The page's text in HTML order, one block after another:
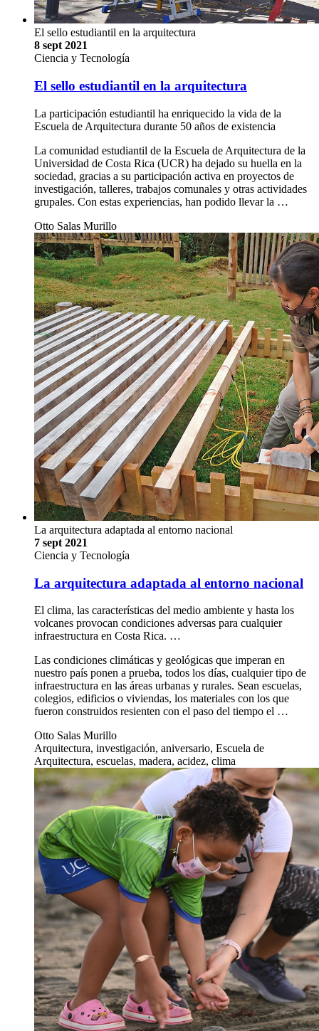
El sello estudiantil en la arquitectura
8 sept 2021
Ciencia y Tecnología
El sello estudiantil en la arquitectura
La participación estudiantil ha enriquecido la vida de la
Escuela de Arquitectura durante 50 años de existencia
La comunidad estudiantil de la Escuela de Arquitectura de la
Universidad de Costa Rica (UCR) ha dejado su huella en la
sociedad, gracias a su participación activa en proyectos de
investigación, talleres, trabajos comunales y otras actividades
grupales. Con estas experiencias, han podido llevar la …
Otto Salas Murillo
La arquitectura adaptada al entorno nacional
7 sept 2021
Ciencia y Tecnología
La arquitectura adaptada al entorno nacional
El clima, las características del medio ambiente y hasta los
volcanes provocan condiciones adversas para cualquier
infraestructura en Costa Rica. …
Las condiciones climáticas y geológicas que imperan en
nuestro país ponen a prueba, todos los días, cualquier tipo de
infraestructura en las áreas urbanas y rurales. Sean escuelas,
colegios, edificios o viviendas, los materiales con los que
fueron construidos resienten con el paso del tiempo el …
Otto Salas Murillo
Arquitectura, investigación, aniversario, Escuela de
Arquitectura, escuelas, madera, acidez, clima